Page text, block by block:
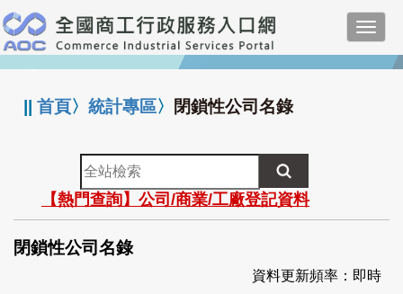
跳
到
主
要
:::
||首頁〉統計專區〉 閉鎖性公司名錄
全
站
檢
索
【熱門查詢】公司/商業/工廠登記資料
閉鎖性公司名錄
資料更新頻率：即時